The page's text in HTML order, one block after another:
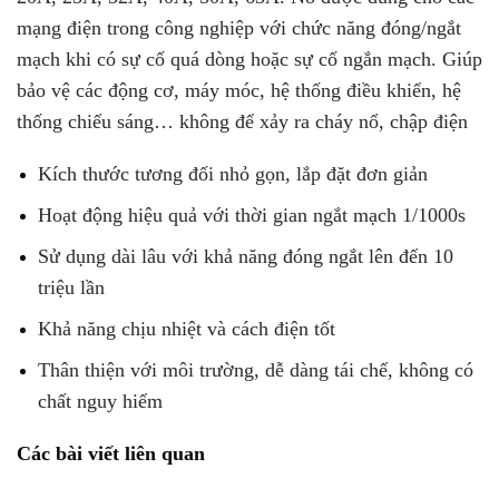
mạng điện trong công nghiệp với chức năng đóng/ngắt
mạch khi có sự cố quá dòng hoặc sự cố ngắn mạch. Giúp
bảo vệ các động cơ, máy móc, hệ thống điều khiển, hệ
thống chiếu sáng… không để xảy ra cháy nổ, chập điện
Kích thước tương đối nhỏ gọn, lắp đặt đơn giản
Hoạt động hiệu quả với thời gian ngắt mạch 1/1000s
Sử dụng dài lâu với khả năng đóng ngắt lên đến 10
triệu lần
Khả năng chịu nhiệt và cách điện tốt
Thân thiện với môi trường, dễ dàng tái chế, không có
chất nguy hiểm
Các bài viết liên quan